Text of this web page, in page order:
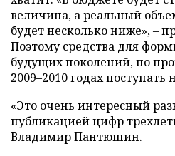
величина, а реальный
будет несколько ниже», –
Поэтому средства для
будущих поколений, по
2009–2010 годах поступать
«Это очень интересный
публикацией цифр
Владимир Пантюшин.